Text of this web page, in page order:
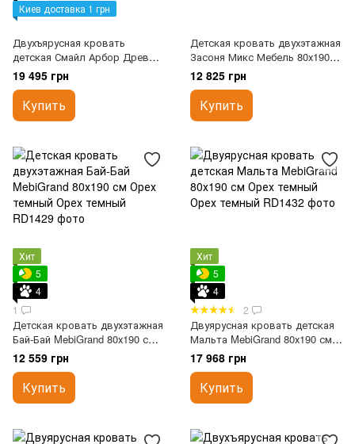
Киев доставка 1 грн
Двухъярусная кровать
детская Смайл Арбор Древ
Сосна 80х190 см Ольха
19 495 грн
Купить
Детская кровать двухэтажная
Засоня Микс Мебель 80х190
см Орех темный
12 825 грн
Купить
Хит
5
4
1
Детская кровать двухэтажная
Бай-Бай MebiGrand 80х190 см
Орех темный
12 559 грн
Купить
Хит
5
4
2
Двуярусная кровать детская
Мальта MebiGrand 80х190 см
Орех темный
17 968 грн
Купить